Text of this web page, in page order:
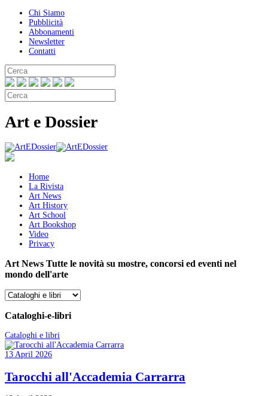
Chi Siamo
Pubblicità
Abbonamenti
Newsletter
Contatti
Art e Dossier
Home
La Rivista
Art News
Art History
Art School
Art Bookshop
Video
Privacy
Art News Tutte le novità su mostre, concorsi ed eventi nel
mondo dell'arte
Cataloghi-e-libri
Cataloghi e libri
13 April 2026
Tarocchi all'Accademia Carrarra